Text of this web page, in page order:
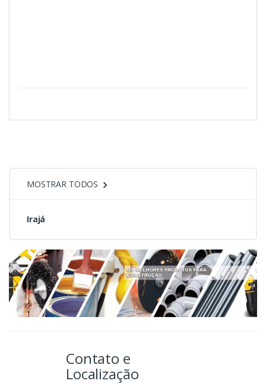
MOSTRAR TODOS
Irajá
Contato e
Localização